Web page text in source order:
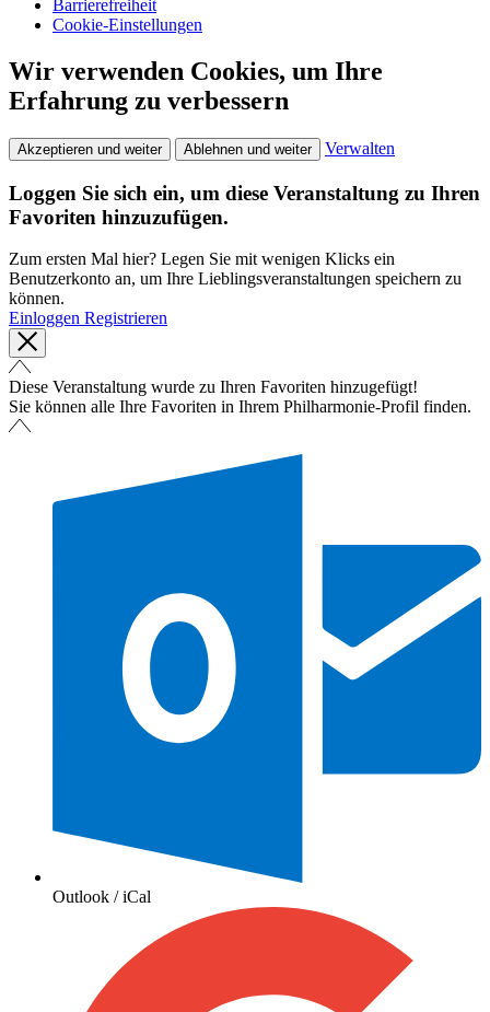
Barrierefreiheit
Cookie-Einstellungen
Wir verwenden Cookies, um Ihre
Erfahrung zu verbessern
Akzeptieren und weiter Ablehnen und weiter Verwalten
Loggen Sie sich ein, um diese Veranstaltung zu Ihren
Favoriten hinzuzufügen.
Zum ersten Mal hier? Legen Sie mit wenigen Klicks ein
Benutzerkonto an, um Ihre Lieblingsveranstaltungen speichern zu
können.
Einloggen Registrieren
Diese Veranstaltung wurde zu Ihren Favoriten hinzugefügt!
Sie können alle Ihre Favoriten in Ihrem Philharmonie-Profil finden.
Outlook / iCal